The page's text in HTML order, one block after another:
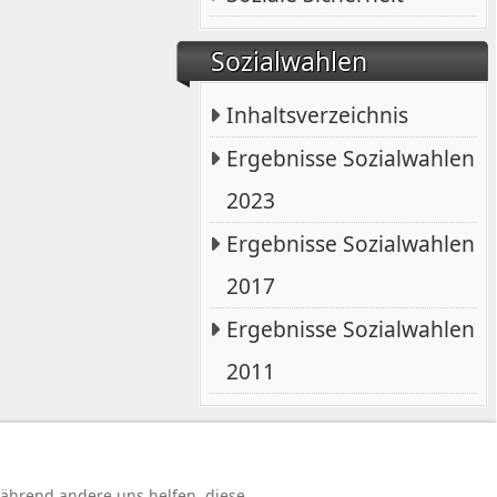
Sozialwahlen
Inhaltsverzeichnis
Ergebnisse Sozialwahlen
2023
Ergebnisse Sozialwahlen
2017
Ergebnisse Sozialwahlen
2011